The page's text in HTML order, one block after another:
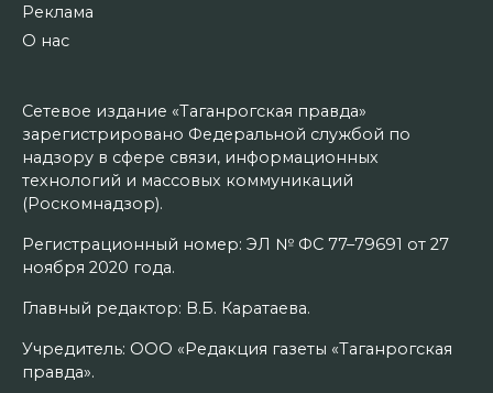
Реклама
О нас
Сетевое издание «Таганрогская правда»
зарегистрировано Федеральной службой по
надзору в сфере связи, информационных
технологий и массовых коммуникаций
(Роскомнадзор).
Регистрационный номер: ЭЛ № ФС 77–79691 от 27
ноября 2020 года.
Главный редактор: В.Б. Каратаева.
Учредитель: ООО «Редакция газеты «Таганрогская
правда».